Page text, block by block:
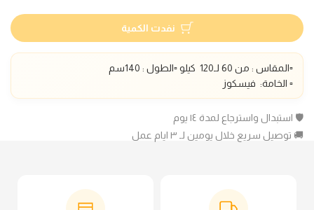
نفدت الكمية
▫️المقاس : من 60 لـ1 20 كيلو ▫️الطول : 140سم
▫️ الخامة: فيسكوز
🛡️ استبدال واسترجاع لمدة ١٤ يوم
🚚 توصيل سريع خلال يومين لـ ٣ ايام عمل